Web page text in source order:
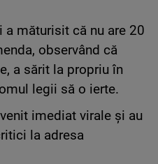
măturisit că nu are 20
observând că
a sărit la propriu în
legii să o ierte.
imediat virale şi au
la adresa